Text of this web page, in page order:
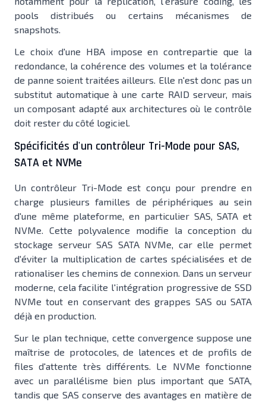
pools distribués ou certains mécanismes de
snapshots.
Le choix d'une HBA impose en contrepartie que la
redondance, la cohérence des volumes et la tolérance
de panne soient traitées ailleurs. Elle n'est donc pas un
substitut automatique à une carte RAID serveur, mais
un composant adapté aux architectures où le contrôle
doit rester du côté logiciel.
Spécificités d'un contrôleur Tri-Mode pour SAS,
SATA et NVMe
Un contrôleur Tri-Mode est conçu pour prendre en
charge plusieurs familles de périphériques au sein
d'une même plateforme, en particulier SAS, SATA et
NVMe. Cette polyvalence modifie la conception du
stockage serveur SAS SATA NVMe, car elle permet
d'éviter la multiplication de cartes spécialisées et de
rationaliser les chemins de connexion. Dans un serveur
moderne, cela facilite l'intégration progressive de SSD
NVMe tout en conservant des grappes SAS ou SATA
déjà en production.
Sur le plan technique, cette convergence suppose une
maîtrise de protocoles, de latences et de profils de
files d'attente très différents. Le NVMe fonctionne
avec un parallélisme bien plus important que SATA,
tandis que SAS conserve des avantages en matière de